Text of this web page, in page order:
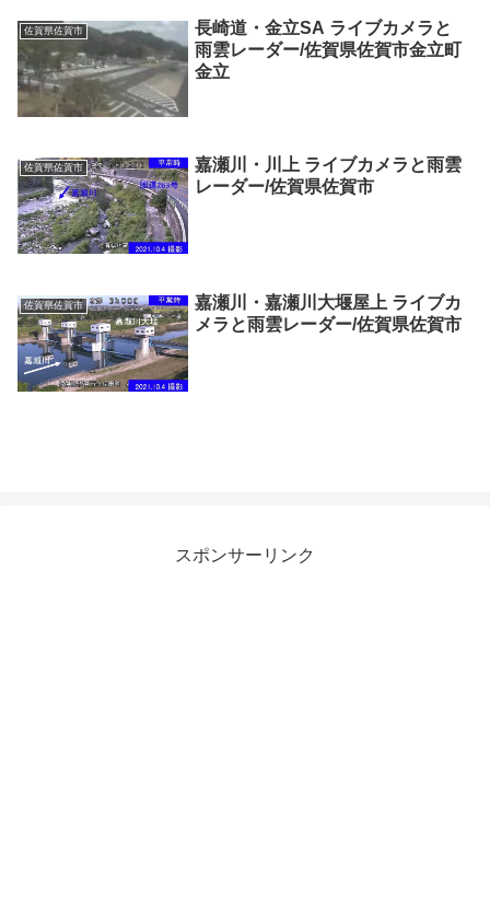
佐賀県佐賀市
長崎道・金立SA ライブカメラと
雨雲レーダー/佐賀県佐賀市金立町
金立
佐賀県佐賀市
嘉瀬川・川上 ライブカメラと雨雲
レーダー/佐賀県佐賀市
佐賀県佐賀市
嘉瀬川・嘉瀬川大堰屋上 ライブカ
メラと雨雲レーダー/佐賀県佐賀市
スポンサーリンク